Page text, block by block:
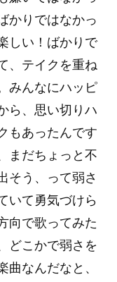
かりではなかっ
しい！ばかりで
、テイクを重ね
みんなにハッピ
ら、思い切りハ
もあったんです
まだちょっと不
そう、って弱さ
いて勇気づけら
向で歌ってみた
どこかで弱さを
なんだなと、